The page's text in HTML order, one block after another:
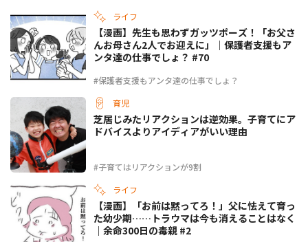
ライフ
#保護者支援もアンタ達の仕事でしょ？
【漫画】先生も思わずガッツポーズ！「お父さ
んお母さん2人でお迎えに」｜保護者支援もア
ンタ達の仕事でしょ？ #70
育児
#子育てはリアクションが9割
芝居じみたリアクションは逆効果。子育てにア
ドバイスよりアイディアがいい理由
ライフ
【漫画】「お前は黙ってろ！」父に怯えて育っ
た幼少期……トラウマは今も消えることはなく
｜余命300日の毒親 #2